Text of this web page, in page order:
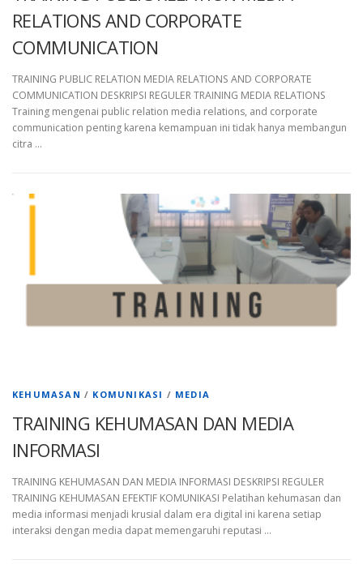
RELATIONS AND CORPORATE
COMMUNICATION
TRAINING PUBLIC RELATION MEDIA RELATIONS AND CORPORATE
COMMUNICATION DESKRIPSI REGULER TRAINING MEDIA RELATIONS
Training mengenai public relation media relations, and corporate
communication penting karena kemampuan ini tidak hanya membangun
citra …
KEHUMASAN / KOMUNIKASI / MEDIA
TRAINING KEHUMASAN DAN MEDIA
INFORMASI
TRAINING KEHUMASAN DAN MEDIA INFORMASI DESKRIPSI REGULER
TRAINING KEHUMASAN EFEKTIF KOMUNIKASI Pelatihan kehumasan dan
media informasi menjadi krusial dalam era digital ini karena setiap
interaksi dengan media dapat memengaruhi reputasi …